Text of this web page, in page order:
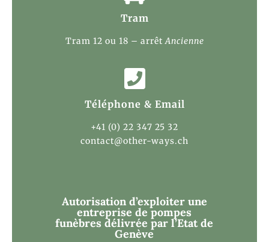
Tram
Tram 12 ou 18 – arrêtAncienne

Téléphone & Email
+41 (0) 22 347 25 32
contact@other-ways.ch
Autorisation d’exploiter une
entreprise de pompes
funèbres délivrée par l’Etat de
Genève